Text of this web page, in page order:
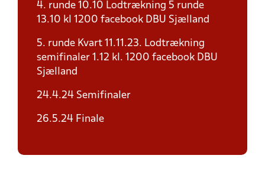
4. runde 10.10 Lodtrækning 5 runde
13.10 kl 1200 facebook DBU Sjælland
5. runde Kvart 11.11.23. Lodtrækning
semifinaler 1.12 kl. 1200 facebook DBU
Sjælland
24.4.24 Semifinaler
26.5.24 Finale